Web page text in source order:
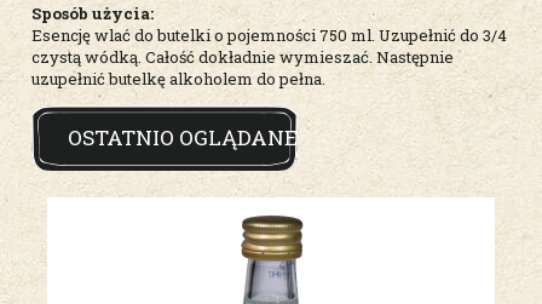
Sposób użycia:
Esencję wlać do butelki o pojemności 750 ml. Uzupełnić do 3/4
czystą wódką. Całość dokładnie wymieszać. Następnie
uzupełnić butelkę alkoholem do pełna.
OSTATNIO OGLĄDANE